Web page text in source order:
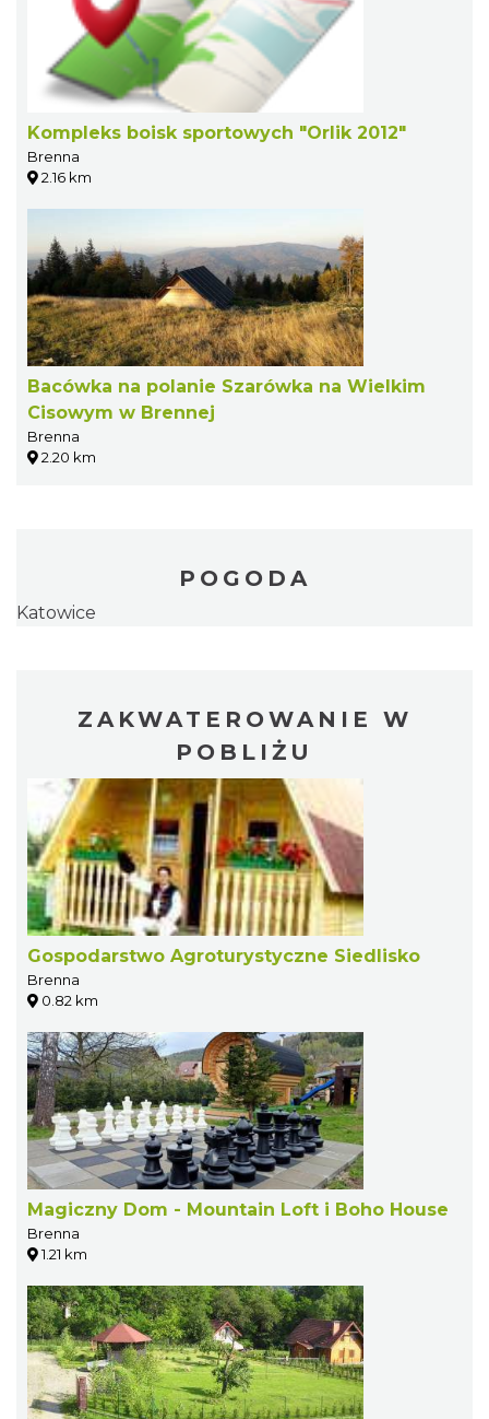
Kompleks boisk sportowych "Orlik 2012"
Brenna
2.16 km
Bacówka na polanie Szarówka na Wielkim
Cisowym w Brennej
Brenna
2.20 km
POGODA
Katowice
ZAKWATEROWANIE W
POBLIŻU
Gospodarstwo Agroturystyczne Siedlisko
Brenna
0.82 km
Magiczny Dom - Mountain Loft i Boho House
Brenna
1.21 km